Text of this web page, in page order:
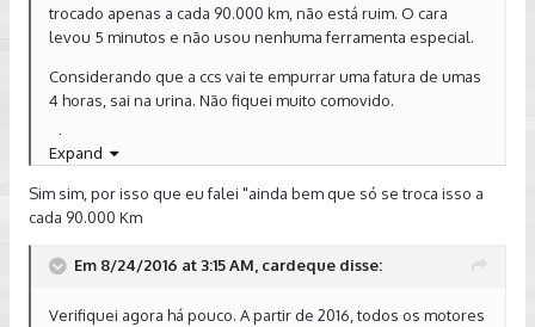
trocado apenas a cada 90.000 km, não está ruim. O cara
levou 5 minutos e não usou nenhuma ferramenta especial.
Considerando que a ccs vai te empurrar uma fatura de umas
4 horas, sai na urina. Não fiquei muito comovido.
Abraço!
Expand
Sim sim, por isso que eu falei "ainda bem que só se troca isso a
cada 90.000 Km
Em 8/24/2016 at 3:15 AM, cardeque disse:
Verifiquei agora há pouco. A partir de 2016, todos os motores